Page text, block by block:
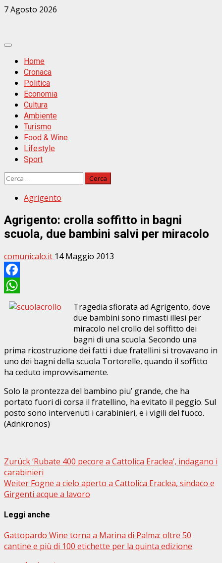
Zum
7 Agosto 2026
Primäres
MenüHome
Cronaca
Politica
Economia
Cultura
Ambiente
Turismo
Food & Wine
Lifestyle
Sport
Ricerca
Agrigento
Agrigento: crolla soffitto in bagni
scuola, due bambini salvi per miracolo
comunicalo.it 14 Maggio 2013
Facebook
WhatsApp
Tragedia sfiorata ad Agrigento, dove
due bambini sono rimasti illesi per
miracolo nel crollo del soffitto dei
bagni di una scuola. Secondo una
prima ricostruzione dei fatti i due fratellini si trovavano in
uno dei bagni della scuola Tortorelle, quando il soffitto
ha ceduto improvvisamente.
Solo la prontezza del bambino piu’ grande, che ha
portato fuori di corsa il fratellino, ha evitato il peggio. Sul
posto sono intervenuti i carabinieri, e i vigili del fuoco.
(Adnkronos)
Beitragsnavigation
Zurück‘Rubate 400 pecore a Cattolica Eraclea’, indagano i
carabinieri
Weiter Fogne a cielo aperto a Cattolica Eraclea, sindaco e
Girgenti acque a lavoro
Leggi anche
Gattopardo Wine torna a Marina di Palma: oltre 50
cantine e più di 100 etichette per la quinta edizione